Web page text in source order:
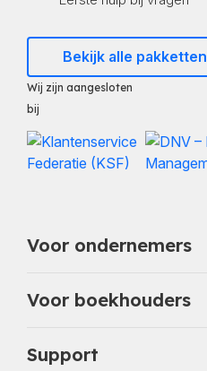
Bekijk alle pakketten
Wij zijn aangesloten
bij
Voor ondernemers
Voor boekhouders
Support